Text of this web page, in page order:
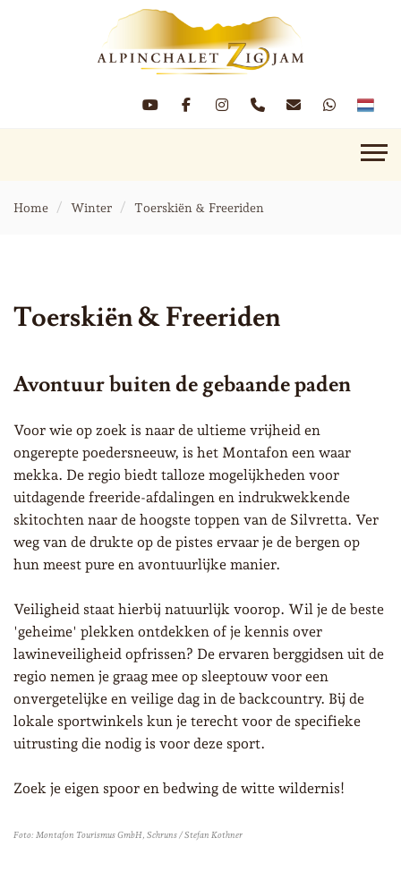
Home Winter Toerskiën & Freeriden
Toerskiën & Freeriden
Avontuur buiten de gebaande paden
Voor wie op zoek is naar de ultieme vrijheid en
ongerepte poedersneeuw, is het Montafon een waar
mekka. De regio biedt talloze mogelijkheden voor
uitdagende freeride-afdalingen en indrukwekkende
skitochten naar de hoogste toppen van de Silvretta. Ver
weg van de drukte op de pistes ervaar je de bergen op
hun meest pure en avontuurlijke manier.
Veiligheid staat hierbij natuurlijk voorop. Wil je de beste
'geheime' plekken ontdekken of je kennis over
lawineveiligheid opfrissen? De ervaren berggidsen uit de
regio nemen je graag mee op sleeptouw voor een
onvergetelijke en veilige dag in de backcountry. Bij de
lokale sportwinkels kun je terecht voor de specifieke
uitrusting die nodig is voor deze sport.
Zoek je eigen spoor en bedwing de witte wildernis!
Foto: Montafon Tourismus GmbH, Schruns / Stefan Kothner